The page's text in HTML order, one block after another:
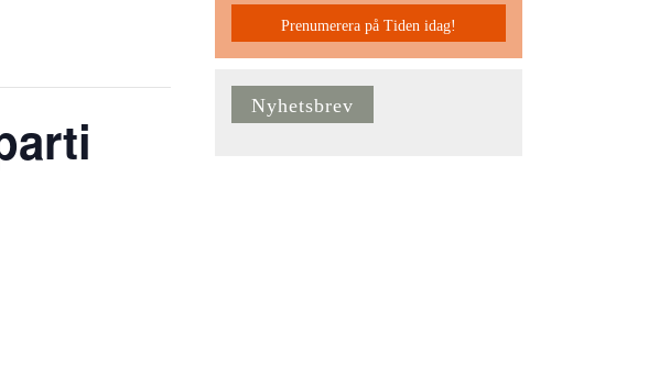
Prenumerera på Tiden idag!
Nyhetsbrev